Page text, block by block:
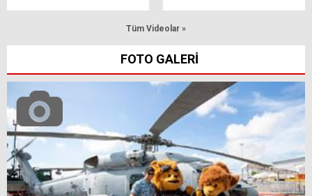
Tüm Videolar »
FOTO GALERİ